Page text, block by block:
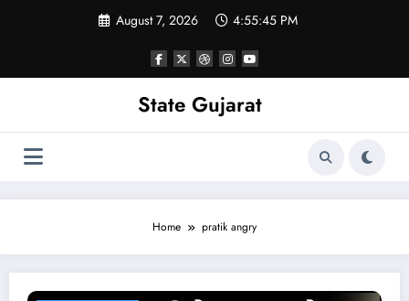
August 7, 2026 4:55:46 PM
State Gujarat
Home pratik angry